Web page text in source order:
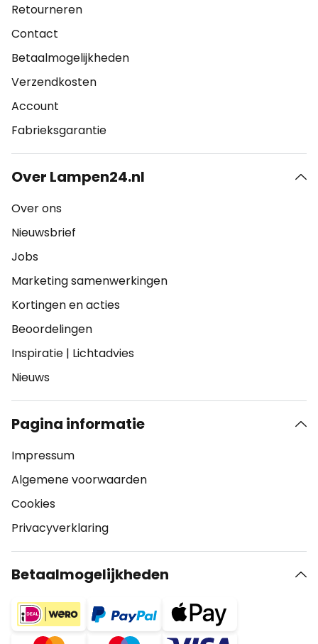
Retourneren
Contact
Betaalmogelijkheden
Verzendkosten
Account
Fabrieksgarantie
Over Lampen24.nl
Over ons
Nieuwsbrief
Jobs
Marketing samenwerkingen
Kortingen en acties
Beoordelingen
Inspiratie | Lichtadvies
Nieuws
Pagina informatie
Impressum
Algemene voorwaarden
Cookies
Privacyverklaring
Betaalmogelijkheden